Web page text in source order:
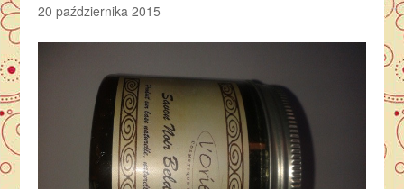
20 października 2015